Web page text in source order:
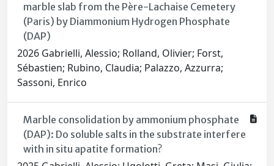
marble slab from the Père-Lachaise Cemetery
(Paris) by Diammonium Hydrogen Phosphate
(DAP)
2026 Gabrielli, Alessio; Rolland, Olivier; Forst,
Sébastien; Rubino, Claudia; Palazzo, Azzurra;
Sassoni, Enrico
Marble consolidation by ammonium phosphate
(DAP): Do soluble salts in the substrate interfere
with in situ apatite formation?